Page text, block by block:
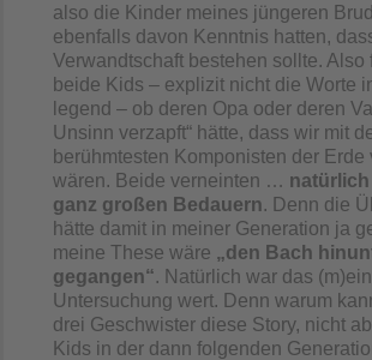
also die Kinder meines jüngeren
ebenfalls davon Kenntnis hatten,
Verwandtschaft bestehen sollte. Also
beide Kids – explizit nicht die Worte
legend – ob deren Opa oder deren
Unsinn verzapft“ hätte, dass wir mit
berühmtesten Komponisten der Erde
wären. Beide verneinten … natürlich
ganz großen Bedauern. Denn die
hätte damit in meiner Generation ja
meine These wäre „den Bach
gegangen“. Natürlich war das
Untersuchung wert. Denn warum
drei Geschwister diese Story, nicht
Kids in der dann folgenden